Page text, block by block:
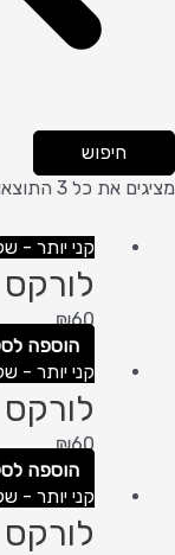
חיפוש
מציגים את כל ⁦3⁩ התוצאות
קני יותר -
לורקס
₪60
הוספה
קני יותר -
לורקס
₪60
הוספה
קני יותר -
לורקס